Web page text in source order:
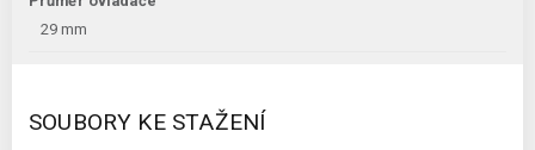
29 mm
SOUBORY KE STAŽENÍ